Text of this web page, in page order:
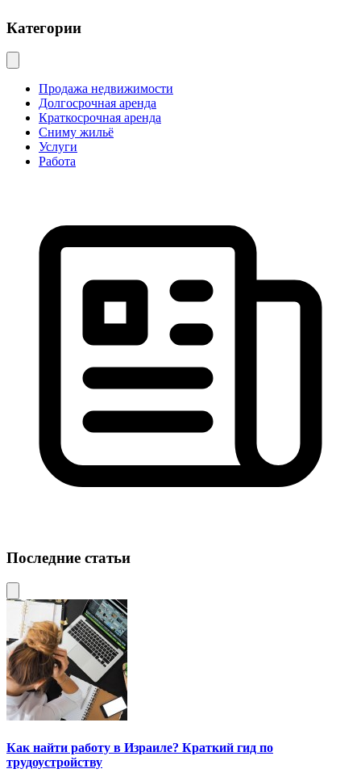
Категории
Продажа недвижимости
Долгосрочная аренда
Краткосрочная аренда
Сниму жильё
Услуги
Работа
Последние статьи
Как найти работу в Израиле? Краткий гид по
трудоустройству